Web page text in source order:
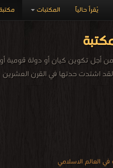
المكتبات يُقرأ حالياً
أجل تكوين كيان أو دولة قومية
اشتدت حدتها في القرن العشرين
العالم الاسلامي